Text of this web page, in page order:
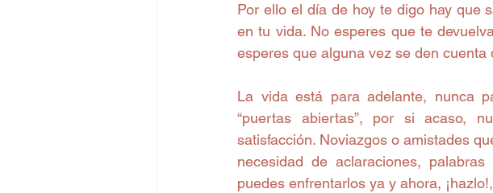
Por ello el día de hoy te digo hay que
en tu vida. No esperes que te
esperes que alguna vez se den
La vida está para adelante, nunca
“puertas abiertas”, por si acaso,
satisfacción. Noviazgos o amistades
necesidad de aclaraciones,
puedes enfrentarlos ya y ahora,